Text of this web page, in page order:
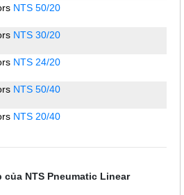
NTS 50/20
NTS 30/20
NTS 24/20
NTS 50/40
NTS 20/40
NTS Pneumatic Linear